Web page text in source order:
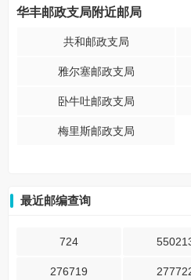
华丰邮政支局附近邮局
共和邮政支局
雅尔塞邮政支局
卧牛吐邮政支局
梅里斯邮政支局
最近邮编查询
724
276719